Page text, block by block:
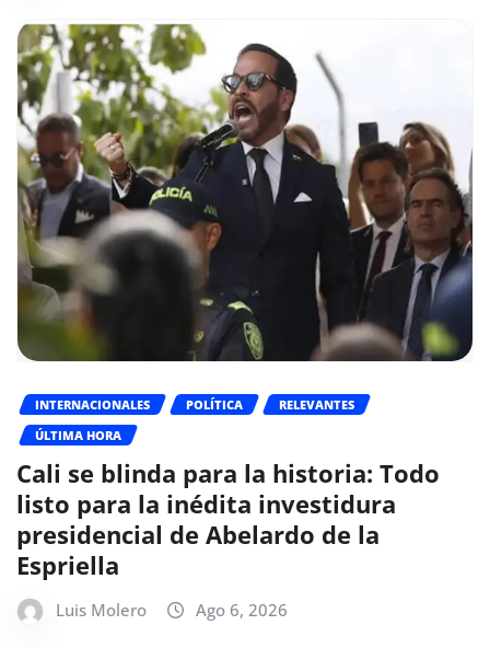
INTERNACIONALES POLÍTICA
RELEVANTES
ÚLTIMA HORA
Cali se blinda para la historia: Todo
listo para la inédita investidura
presidencial de Abelardo de la
Espriella
Luis Molero Ago 6, 2026